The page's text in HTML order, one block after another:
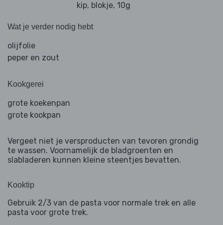
kip, blokje, 10g
Wat je verder nodig hebt
olijfolie
peper en zout
Kookgerei
grote koekenpan
grote kookpan
Vergeet niet je versproducten van tevoren grondig
te wassen. Voornamelijk de bladgroenten en
slabladeren kunnen kleine steentjes bevatten.
Kooktip
Gebruik 2/3 van de pasta voor normale trek en alle
pasta voor grote trek.